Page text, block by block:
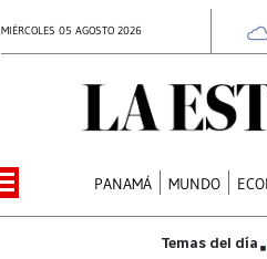
MIÉRCOLES 05 AGOSTO 2026
PANAMÁ MUNDO